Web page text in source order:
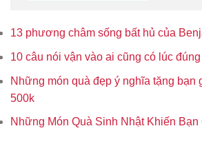
13 phương châm sống bất hủ của
10 câu nói vận vào ai cũng có lúc đúng
Những món quà đẹp ý nghĩa tặng bạn
500k
Những Món Quà Sinh Nhật Khiến